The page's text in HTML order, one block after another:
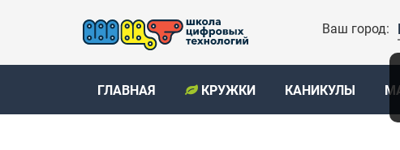
Ваш город:
ГЛАВНАЯ КРУЖКИ КАНИКУЛЫ